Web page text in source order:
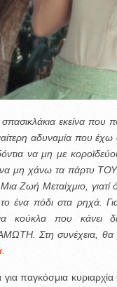
εκείνα που
αδυναμία που έχω
να μη με
μη χάνω τα πάρτυ
Μια Ζωή Μεταίχμιο,
ένα πόδι στα ρηχά.
κούκλα που
Στη συνέχεια, θα
.
παγκόσμια κυριαρχία